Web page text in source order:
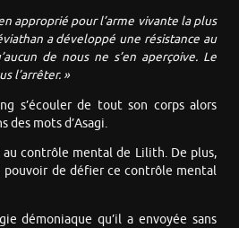
approprié pour l’arme vivante la plus
a développé une résistance au
de nous ne s’en aperçoive. Le
l’arrêter. »
s’écouler de tout son corps alors
des mots d’Asagi.
au contrôle mental de Lilith. De plus,
pouvoir de défier ce contrôle mental
démoniaque qu’il a envoyée sans